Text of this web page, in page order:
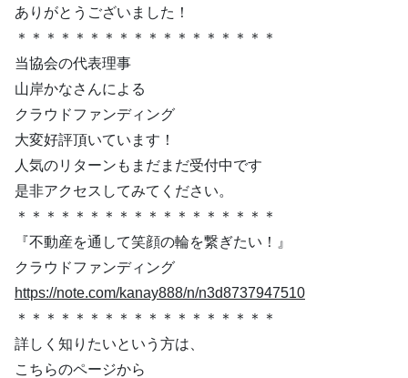
ありがとうございました！
＊＊＊＊＊＊＊＊＊＊＊＊＊＊＊＊＊＊
当協会の代表理事
山岸かなさんによる
クラウドファンディング
大変好評頂いています！
人気のリターンもまだまだ受付中です
是非アクセスしてみてください。
＊＊＊＊＊＊＊＊＊＊＊＊＊＊＊＊＊＊
『不動産を通して笑顔の輪を繋ぎたい！』
クラウドファンディング
https://note.com/kanay888/n/n3d8737947510
＊＊＊＊＊＊＊＊＊＊＊＊＊＊＊＊＊＊
詳しく知りたいという方は、
こちらのページから